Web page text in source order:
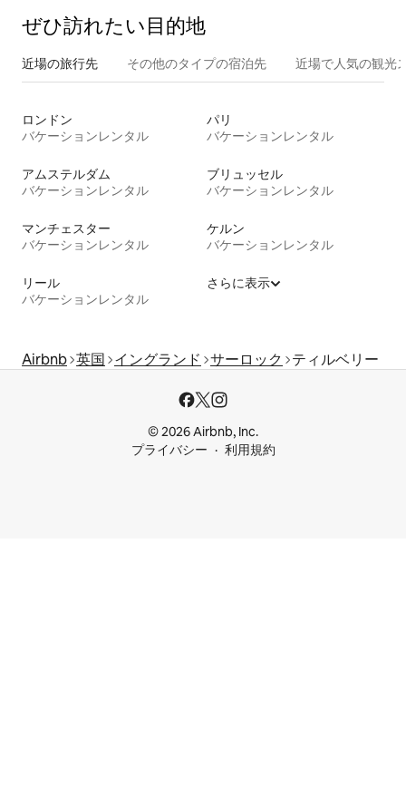
ぜひ訪⁠れ⁠た⁠い目⁠的⁠地
近場の旅行先 その他のタ⁠イ⁠プ⁠の宿⁠泊⁠先 近場で人気の観光
ロンドン
バケーションレンタル
パリ
バケーションレンタル
アムステルダム
バケーションレンタル
ブリュッセル
バケーションレンタル
マンチェスター
バケーションレンタル
ケルン
バケーションレンタル
リール
バケーションレンタル
さらに表示
Airbnb 英国 イングランド サーロック ティルベリー
© 2026 Airbnb, Inc.
プライバシー
利用規約